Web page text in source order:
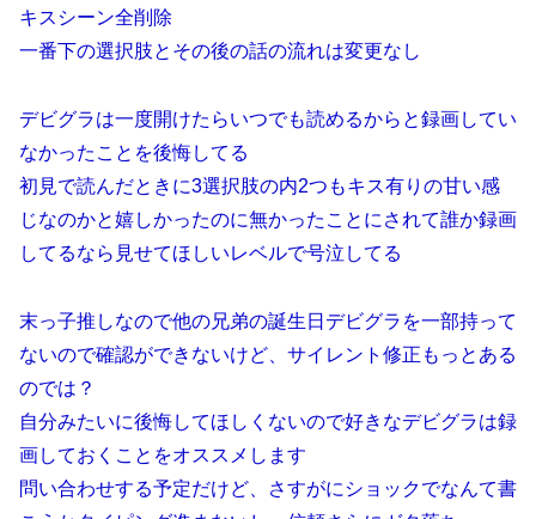
キスシーン全削除
一番下の選択肢とその後の話の流れは変更なし
デビグラは一度開けたらいつでも読めるからと録画してい
なかったことを後悔してる
初見で読んだときに3選択肢の内2つもキス有りの甘い感
じなのかと嬉しかったのに無かったことにされて誰か録画
してるなら見せてほしいレベルで号泣してる
末っ子推しなので他の兄弟の誕生日デビグラを一部持って
ないので確認ができないけど、サイレント修正もっとある
のでは？
自分みたいに後悔してほしくないので好きなデビグラは録
画しておくことをオススメします
問い合わせする予定だけど、さすがにショックでなんて書